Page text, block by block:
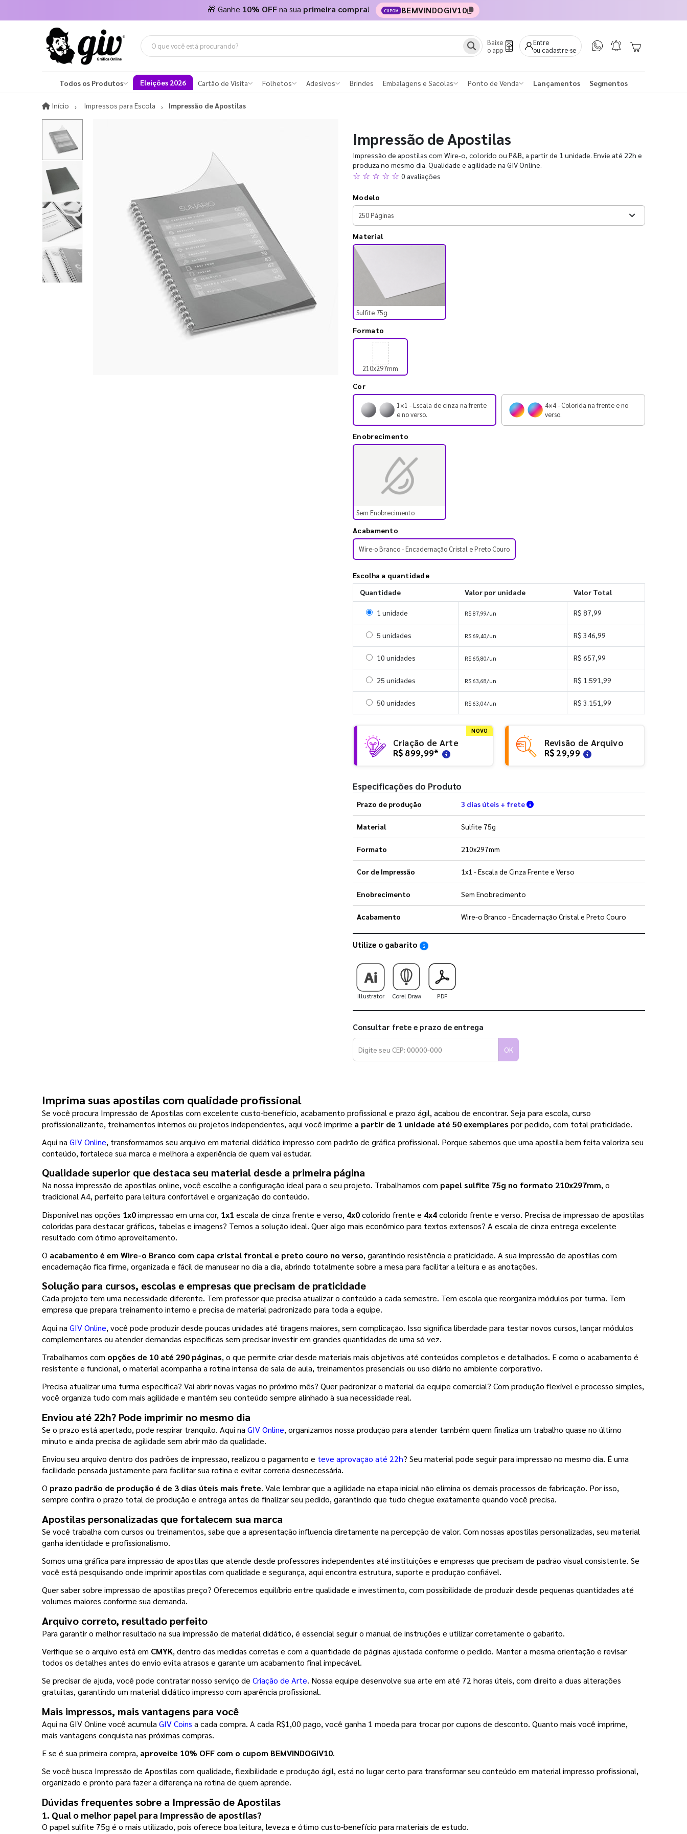
🎁 Ganhe 10% OFFna sua primeira compra! CUPOM BEMVINDOGIV10
Baixe
o app
Entre
ou cadastre-se
Todos os Produtos Eleições 2026 Cartão de Visita Folhetos Adesivos Brindes Embalagens e Sacolas Ponto de Venda Lançamentos Segmentos
Início InícioImpressos para Escola Impressão de Apostilas
Impressão de Apostilas
Impressão de apostilas com Wire-o, colorido ou P&B, a partir de 1 unidade. Envie até 22h e
produza no mesmo dia. Qualidade e agilidade na GIV Online.
☆ ☆ ☆ ☆ ☆ 0 avaliações
Modelo
Material
Sulfite 75g
Formato
210x297mm
Cor
1×1 - Escala de cinza na frente
e no verso.
4×4 - Colorida na frente e no
verso.
Enobrecimento
Sem Enobrecimento
Acabamento
Wire-o Branco - Encadernação Cristal e Preto Couro
Escolha a quantidade
Quantidade
Valor por unidade Valor Total
Selecionar 1 unidade
1 unidade R$ 87,99/un R$ 87,99
Selecionar 5 unidades
5 unidades R$ 69,40/un R$ 346,99
Selecionar 10 unidades
10 unidades R$ 65,80/un R$ 657,99
Selecionar 25 unidades
25 unidades R$ 63,68/un R$ 1.591,99
Selecionar 50 unidades
50 unidades R$ 63,04/un R$ 3.151,99
NOVO
Criação de Arte
R$ 899,99*
Revisão de Arquivo
R$ 29,99
Especificações do Produto
Prazo de produção 3 dias úteis + frete Verifique as condições de entrega
Material Sulfite 75g
Formato 210x297mm
Cor de Impressão 1x1 - Escala de Cinza Frente e Verso
Enobrecimento Sem Enobrecimento
Acabamento Wire-o Branco - Encadernação Cristal e Preto Couro
Utilize o gabarito Saiba como utilizar os nossos gabaritos
Illustrator Corel Draw PDF
Consultar frete e prazo de entrega
OK
Imprima suas apostilas com qualidade profissional
Se você procura Impressão de Apostilas com excelente custo-benefício, acabamento profissional e prazo ágil, acabou de encontrar. Seja para escola, curso
profissionalizante, treinamentos internos ou projetos independentes, aqui você imprime a partir de 1 unidade até 50 exemplares por pedido, com total praticidade.
Aqui na GIV Online, transformamos seu arquivo em material didático impresso com padrão de gráfica profissional. Porque sabemos que uma apostila bem feita valoriza seu
conteúdo, fortalece sua marca e melhora a experiência de quem vai estudar.
Qualidade superior que destaca seu material desde a primeira página
Na nossa impressão de apostilas online, você escolhe a configuração ideal para o seu projeto. Trabalhamos com papel sulfite 75g no formato 210x297mm, o
tradicional A4, perfeito para leitura confortável e organização do conteúdo.
Disponível nas opções 1x0 impressão em uma cor, 1x1 escala de cinza frente e verso, 4x0 colorido frente e 4x4 colorido frente e verso. Precisa de impressão de apostilas
coloridas para destacar gráficos, tabelas e imagens? Temos a solução ideal. Quer algo mais econômico para textos extensos? A escala de cinza entrega excelente
resultado com ótimo aproveitamento.
O acabamento é em Wire-o Branco com capa cristal frontal e preto couro no verso, garantindo resistência e praticidade. A sua impressão de apostilas com
encadernação fica firme, organizada e fácil de manusear no dia a dia, abrindo totalmente sobre a mesa para facilitar a leitura e as anotações.
Solução para cursos, escolas e empresas que precisam de praticidade
Cada projeto tem uma necessidade diferente. Tem professor que precisa atualizar o conteúdo a cada semestre. Tem escola que reorganiza módulos por turma. Tem
empresa que prepara treinamento interno e precisa de material padronizado para toda a equipe.
Aqui na GIV Online, você pode produzir desde poucas unidades até tiragens maiores, sem complicação. Isso significa liberdade para testar novos cursos, lançar módulos
complementares ou atender demandas específicas sem precisar investir em grandes quantidades de uma só vez.
Trabalhamos com opções de 10 até 290 páginas, o que permite criar desde materiais mais objetivos até conteúdos completos e detalhados. E como o acabamento é
resistente e funcional, o material acompanha a rotina intensa de sala de aula, treinamentos presenciais ou uso diário no ambiente corporativo.
Precisa atualizar uma turma específica? Vai abrir novas vagas no próximo mês? Quer padronizar o material da equipe comercial? Com produção flexível e processo simples,
você organiza tudo com mais agilidade e mantém seu conteúdo sempre alinhado à sua necessidade real.
Enviou até 22h? Pode imprimir no mesmo dia
Se o prazo está apertado, pode respirar tranquilo. Aqui na GIV Online, organizamos nossa produção para atender também quem finaliza um trabalho quase no último
minuto e ainda precisa de agilidade sem abrir mão da qualidade.
Enviou seu arquivo dentro dos padrões de impressão, realizou o pagamento e teve aprovação até 22h? Seu material pode seguir para impressão no mesmo dia. É uma
facilidade pensada justamente para facilitar sua rotina e evitar correria desnecessária.
O prazo padrão de produção é de 3 dias úteis mais frete. Vale lembrar que a agilidade na etapa inicial não elimina os demais processos de fabricação. Por isso,
sempre confira o prazo total de produção e entrega antes de finalizar seu pedido, garantindo que tudo chegue exatamente quando você precisa.
Apostilas personalizadas que fortalecem sua marca
Se você trabalha com cursos ou treinamentos, sabe que a apresentação influencia diretamente na percepção de valor. Com nossas apostilas personalizadas, seu material
ganha identidade e profissionalismo.
Somos uma gráfica para impressão de apostilas que atende desde professores independentes até instituições e empresas que precisam de padrão visual consistente. Se
você está pesquisando onde imprimir apostilas com qualidade e segurança, aqui encontra estrutura, suporte e produção confiável.
Quer saber sobre impressão de apostilas preço? Oferecemos equilíbrio entre qualidade e investimento, com possibilidade de produzir desde pequenas quantidades até
volumes maiores conforme sua demanda.
Arquivo correto, resultado perfeito
Para garantir o melhor resultado na sua impressão de material didático, é essencial seguir o manual de instruções e utilizar corretamente o gabarito.
Verifique se o arquivo está em CMYK, dentro das medidas corretas e com a quantidade de páginas ajustada conforme o pedido. Manter a mesma orientação e revisar
todos os detalhes antes do envio evita atrasos e garante um acabamento final impecável.
Se precisar de ajuda, você pode contratar nosso serviço de Criação de Arte. Nossa equipe desenvolve sua arte em até 72 horas úteis, com direito a duas alterações
gratuitas, garantindo um material didático impresso com aparência profissional.
Mais impressos, mais vantagens para você
Aqui na GIV Online você acumula GIV Coins a cada compra. A cada R$1,00 pago, você ganha 1 moeda para trocar por cupons de desconto. Quanto mais você imprime,
mais vantagens conquista nas próximas compras.
E se é sua primeira compra, aproveite 10% OFF com o cupom BEMVINDOGIV10.
Se você busca Impressão de Apostilas com qualidade, flexibilidade e produção ágil, está no lugar certo para transformar seu conteúdo em material impresso profissional,
organizado e pronto para fazer a diferença na rotina de quem aprende.
Dúvidas frequentes sobre a Impressão de Apostilas
1. Qual o melhor papel para impressão de apostilas?
O papel sulfite 75g é o mais utilizado, pois oferece boa leitura, leveza e ótimo custo-benefício para materiais de estudo.